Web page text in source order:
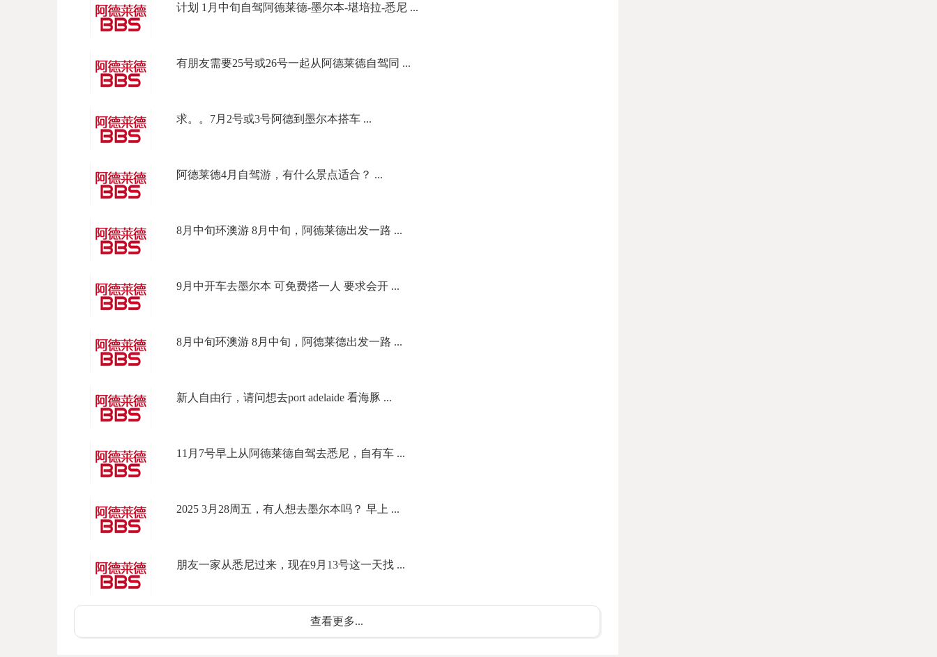
计划 1月中旬自驾阿德莱德-墨尔本-堪培拉-悉尼 ...
有朋友需要25号或26号一起从阿德莱德自驾同 ...
求。。7月2号或3号阿德到墨尔本搭车 ...
阿德莱德4月自驾游，有什么景点适合？ ...
8月中旬环澳游 8月中旬，阿德莱德出发一路 ...
9月中开车去墨尔本 可免费搭一人 要求会开 ...
8月中旬环澳游 8月中旬，阿德莱德出发一路 ...
新人自由行，请问想去port adelaide 看海豚 ...
11月7号早上从阿德莱德自驾去悉尼，自有车 ...
2025 3月28周五，有人想去墨尔本吗？ 早上 ...
朋友一家从悉尼过来，现在9月13号这一天找 ...
查看更多...